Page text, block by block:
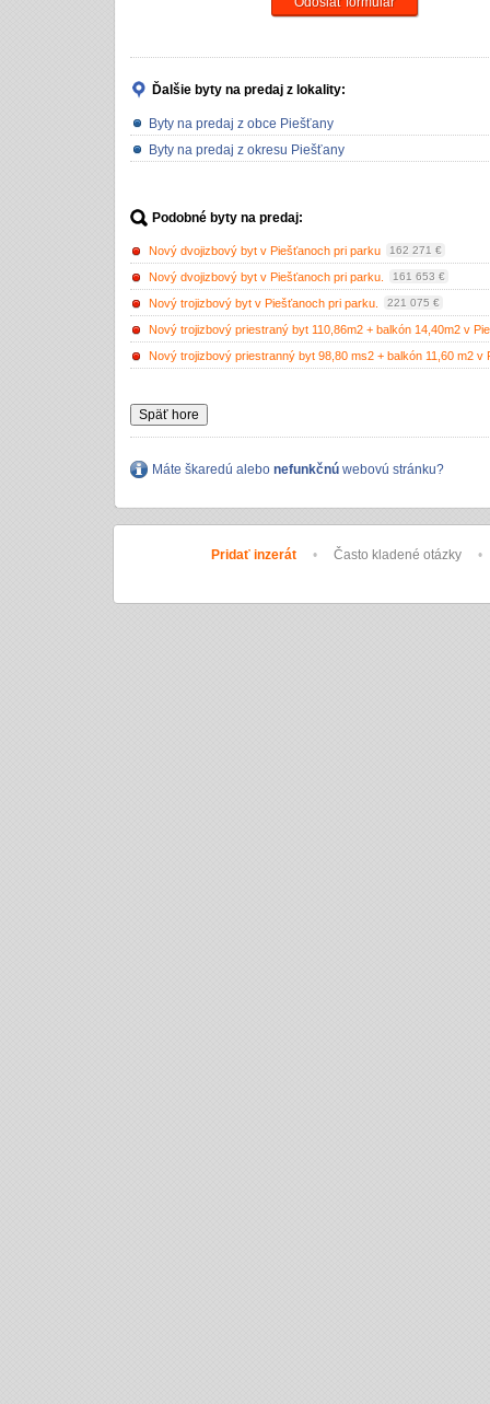
Ďalšie byty na predaj z lokality:
Byty na predaj z obce Piešťany
Byty na predaj z okresu Piešťany
Podobné byty na predaj:
Nový dvojizbový byt v Piešťanoch pri parku 162 271 €
Nový dvojizbový byt v Piešťanoch pri parku. 161 653 €
Nový trojizbový byt v Piešťanoch pri parku. 221 075 €
Nový trojizbový priestraný byt 110,86m2 + balkón 14,40m2 v
Nový trojizbový priestranný byt 98,80 ms2 + balkón 11,60 m2 v
Späť hore
Máte škaredú alebo nefunkčnú webovú stránku?
Pridať inzerát • Často kladené otázky •